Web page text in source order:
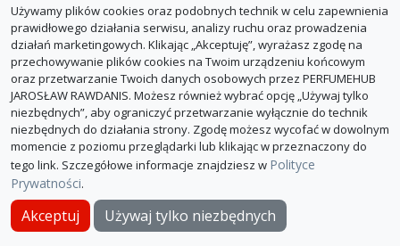
O PerfumeHub Polityka Prywatności Dla sklepów
© PerfumeHub 2026
Używamy plików cookies oraz podobnych technik w celu zapewnienia
prawidłowego działania serwisu, analizy ruchu oraz prowadzenia
działań marketingowych. Klikając „Akceptuję”, wyrażasz zgodę na
przechowywanie plików cookies na Twoim urządzeniu końcowym
oraz przetwarzanie Twoich danych osobowych przez PERFUMEHUB
JAROSŁAW RAWDANIS. Możesz również wybrać opcję „Używaj tylko
niezbędnych”, aby ograniczyć przetwarzanie wyłącznie do technik
niezbędnych do działania strony. Zgodę możesz wycofać w dowolnym
momencie z poziomu przeglądarki lub klikając w przeznaczony do
tego link. Szczegółowe informacje znajdziesz w Polityce
Prywatności.
Akceptuj Używaj tylko niezbędnych